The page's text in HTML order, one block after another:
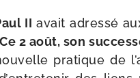
II avait adres­sé
Ce 2 août, son
pra­tique de